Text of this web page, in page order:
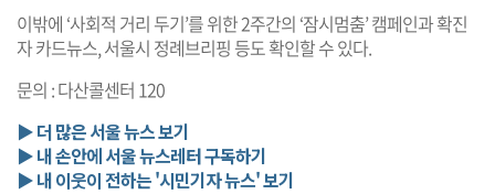
이밖에 ‘사회적 거리 두기’를 위한 2주간의 ‘잠시멈춤’ 캠페인과 확진
자 카드뉴스, 서울시 정례브리핑 등도 확인할 수 있다.
문의 : 다산콜센터 120
▶ 더 많은 서울 뉴스 보기
▶ 내 손안에 서울 뉴스레터 구독하기
▶ 내 이웃이 전하는 '시민기자 뉴스' 보기